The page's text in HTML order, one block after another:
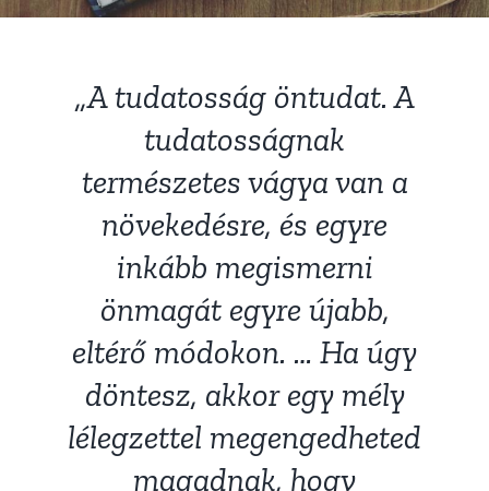
„A tudatosság öntudat. A
tudatosságnak
természetes vágya van a
növekedésre, és egyre
inkább megismerni
önmagát egyre újabb,
eltérő módokon. … Ha úgy
döntesz, akkor egy mély
lélegzettel megengedheted
magadnak, hogy